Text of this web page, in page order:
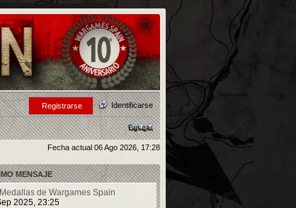
Identificarse
Registrarse
Buscar
Fecha actual 06 Ago 2026, 17:28
MENSAJE
de Wargames Spain
2025, 23:25